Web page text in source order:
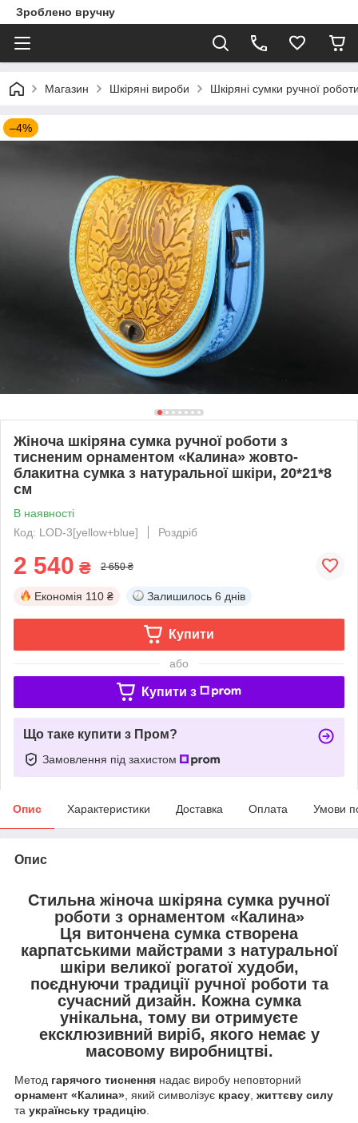
Зроблено вручну
Магазин Шкіряні вироби Шкіряні сумки ручної
–4%
Жіноча шкіряна сумка ручної роботи з
тисненим орнаментом «Калина» жовто-
блакитна сумка з натуральної шкіри, 20*21*8
см
В наявності
Код: LOD-3[yellow+blue]
Роздріб
2 540 ₴ 2 650 ₴
Економія 110 ₴ Залишилось 6 днів
Купити
або
Купити з
Що таке купити з Пром?
Замовлення під захистом
Опис Характеристики Доставка Оплата Умови
Опис
Стильна жіноча шкіряна сумка ручної
роботи з орнаментом «Калина»
Ця витончена сумка створена
карпатськими майстрами з натуральної
шкіри великої рогатої худоби,
поєднуючи традиції ручної роботи та
сучасний дизайн. Кожна сумка
унікальна, тому ви отримуєте
ексклюзивний виріб, якого немає у
масовому виробництві.
Метод гарячого тиснення надає виробу неповторний
орнамент «Калина» , який символізує красу життєву силу
та українську традицію